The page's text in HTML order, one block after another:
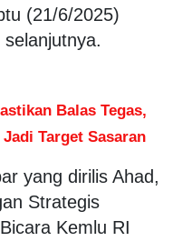
(21/6/2025)
Balas Tegas,
Target Sasaran
yang dirilis Ahad,
Strategis
Kemlu RI